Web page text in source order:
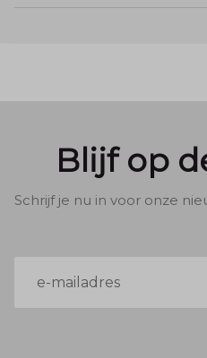
Blijf op
Schrijf je nu in voor onze
mailadres